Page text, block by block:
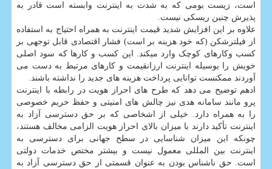
است، زیست بومی که به شدت به اینترنت وابسته است قادر به
پذیرش چنین ریسکی نیست.
علاوه بر این افزایش شدید قیمت اینترنت به همراه احتیاج به استفاده
از فیلترشکن (که خود هزینه بر است) فشار اقتصادی قابل توجهی بر
کسب وکارهای کوچک وارد میکند. این کسب و کارها که سود اصلی
خویش را بوسیله اینترنت ارزانقیمت و کارهای مرتبط به دست می
آوردند ممکنست توانایی پرداخت هزینه های جدید را نداشته باشند.
ادهم توضیح می دهد که طرح های احراز هویت در رابطه با اینترنت
پرو مانند سامانه هدی نیز چالش های امنیتی و حفظ حریم خصوصی
را به همراه دارد. خیلی از اشخاصی که بر حق دسترسی آزاد به
اینترنت تأکید دارند با میزان بالای احراز هویت الزامی مخالف هستند،
چونکه این میزان شناسایی در سطح جهانی برای دسترسی به
اینترنت بین المللی معمول نیست و بیشتر مختص خدمات دولتی
است. حق ناشناس بودن به عنوان قسمتی از حق دسترسی آزاد به